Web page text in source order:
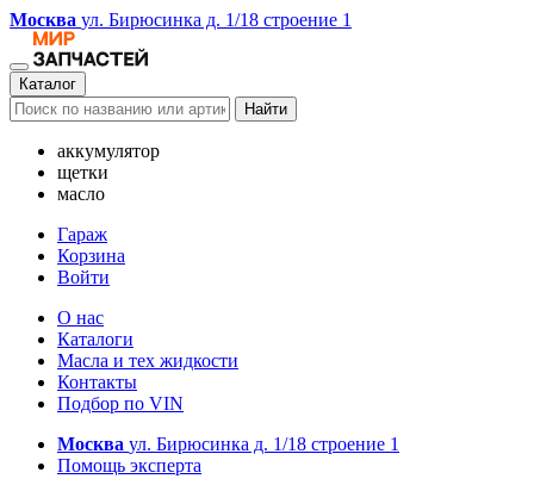
Москва ул. Бирюсинка д. 1/18 строение 1
Каталог
Найти
аккумулятор
щетки
масло
Гараж
Корзина
Войти
О нас
Каталоги
Масла и тех жидкости
Контакты
Подбор по VIN
Москва ул. Бирюсинка д. 1/18 строение 1
Помощь эксперта